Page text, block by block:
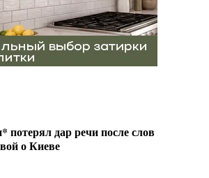
потерял дар речи после слов
о Киеве